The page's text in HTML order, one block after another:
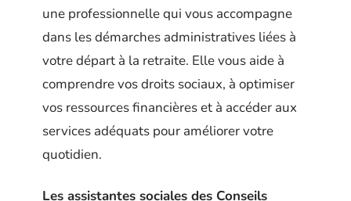
une professionnelle qui vous accompagne
dans les démarches administratives liées à
votre départ à la retraite. Elle vous aide à
comprendre vos droits sociaux, à optimiser
vos ressources financières et à accéder aux
services adéquats pour améliorer votre
quotidien.
Les assistantes sociales des Conseils